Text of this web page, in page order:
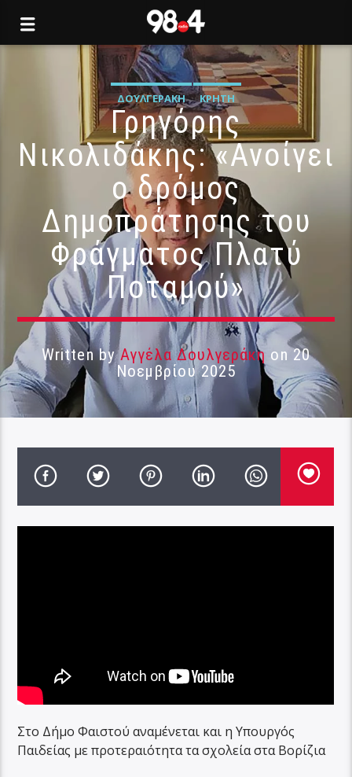
ΔΟΥΛΓΕΡΆΚΗ ΚΡΉΤΗ
Γρηγόρης
Νικολιδάκης: «Ανοίγει
ο δρόμος
Δημοπράτησης του
Φράγματος Πλατύ
Ποταμού»
Written byΑγγέλα Δουλγεράκη on 20
Νοεμβρίου 2025
Στο Δήμο Φαιστού αναμένεται και η Υπουργός
Παιδείας με προτεραιότητα τα σχολεία στα Βορίζια